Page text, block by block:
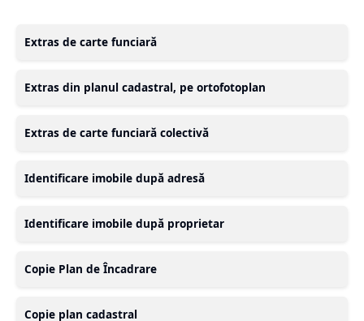
Extras de carte funciară
Extras din planul cadastral, pe ortofotoplan
Extras de carte funciară colectivă
Identificare imobile după adresă
Identificare imobile după proprietar
Copie Plan de Încadrare
Copie plan cadastral